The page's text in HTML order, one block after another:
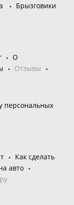
Брызговики
О
Отзывы
персональных
Как сделать
авто